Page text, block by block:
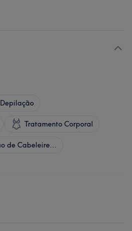
Depilação
Tratamento Corporal
Cabeleireiro e Salão de Cabeleireiro